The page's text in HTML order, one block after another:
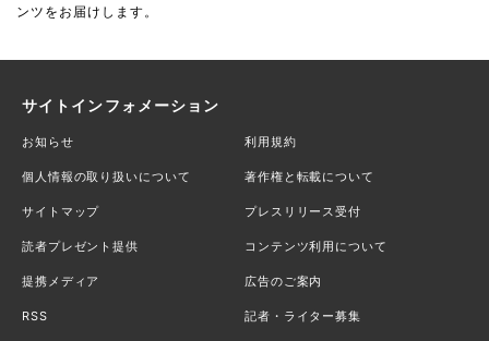
ンツをお届けします。
サイトインフォメーション
お知らせ 利用規約
個人情報の取り扱いについて 著作権と転載について
サイトマップ プレスリリース受付
読者プレゼント提供 コンテンツ利用について
提携メディア 広告のご案内
RSS 記者・ライター募集